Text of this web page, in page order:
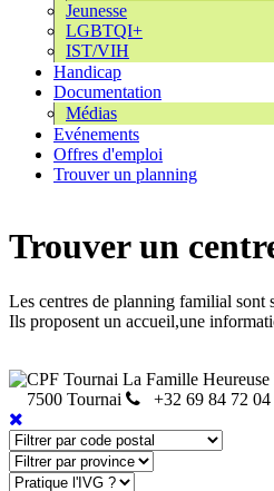
Jeunesse
LGBTQI+
IST/VIH
Handicap
Documentation
Médias
Evénements
Offres d'emploi
Trouver un planning
Trouver un
Les centres de planning familial sont
Ils proposent un accueil,une
CPF Tournai La Famille Heureuse
7500 Tournai
+32 69 84 72 04